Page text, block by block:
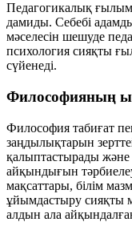
Педагогикалық
дамиды. Себебі
мәселесін шешуде
психология сияқты
сүйенеді.
Философияның
Философия табиғат
заңдылықтарын
қалыптастырады және
айқындығын
мақсаттары, білім
ұйымдастыру сияқты
алдын ала